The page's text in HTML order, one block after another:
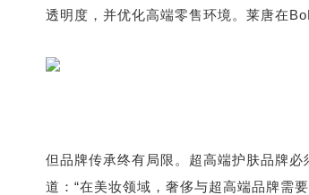
透明度，并优化高端零售环境。莱唐在
但品牌传承终有局限。超高端护肤品牌
道：“在美妆领域，奢侈与超高端品牌需